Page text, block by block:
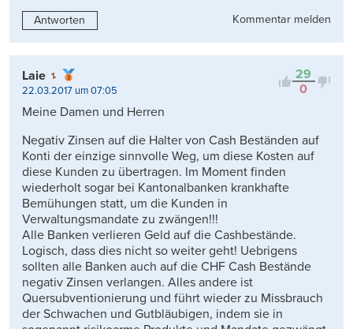
Antworten Kommentar melden
29
0
Laie
22.03.2017 um 07:05
Meine Damen und Herren
Negativ Zinsen auf die Halter von Cash Beständen auf
Konti der einzige sinnvolle Weg, um diese Kosten auf
diese Kunden zu übertragen. Im Moment finden
wiederholt sogar bei Kantonalbanken krankhafte
Bemühungen statt, um die Kunden in
Verwaltungsmandate zu zwängen!!!
Alle Banken verlieren Geld auf die Cashbestände.
Logisch, dass dies nicht so weiter geht! Uebrigens
sollten alle Banken auch auf die CHF Cash Bestände
negativ Zinsen verlangen. Alles andere ist
Quersubventionierung und führt wieder zu Missbrauch
der Schwachen und Gutbläubigen, indem sie in